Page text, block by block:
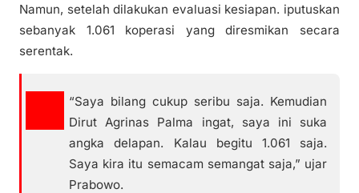
Namun, setelah dilakukan evaluasi kesiapan. iputuskan
sebanyak 1.061 koperasi yang diresmikan secara
serentak.
“Saya bilang cukup seribu saja. Kemudian
Dirut Agrinas Palma ingat, saya ini suka
angka delapan. Kalau begitu 1.061 saja.
Saya kira itu semacam semangat saja,” ujar
Prabowo.